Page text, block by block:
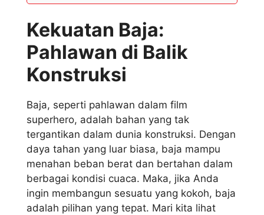
Kekuatan Baja:
Pahlawan di Balik
Konstruksi
Baja, seperti pahlawan dalam film
superhero, adalah bahan yang tak
tergantikan dalam dunia konstruksi. Dengan
daya tahan yang luar biasa, baja mampu
menahan beban berat dan bertahan dalam
berbagai kondisi cuaca. Maka, jika Anda
ingin membangun sesuatu yang kokoh, baja
adalah pilihan yang tepat. Mari kita lihat